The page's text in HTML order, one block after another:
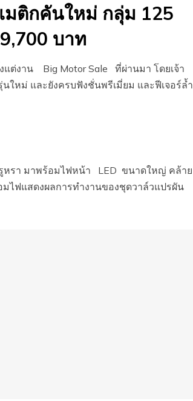
มติกคันใหม่ กลุ่ม 125
บาท
แต่งาน Big Motor Sale ที่ผ่านมา โดยเจ้า
ใหม่ และยังครบฟังชั่นพรีเมี่ยม และฟีเจอร์ล้ำ
หรา มาพร้อมไฟหน้า LED ขนาดใหญ่ คล้าย
ฟแสดงผลการทำงานของชุดวาล์วแปรผัน